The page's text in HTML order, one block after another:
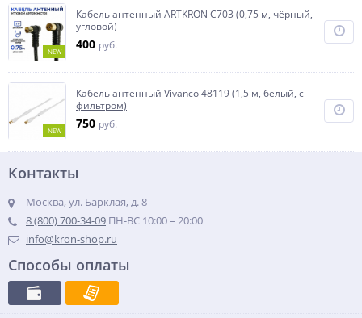
NEW
Кабель антенный ARTKRON C703 (0,75 м, чёрный,
угловой)
400 руб.
NEW
Кабель антенный Vivanco 48119 (1,5 м, белый, с
фильтром)
750 руб.
Контакты
Москва, ул. Барклая, д. 8
8 (800) 700-34-09 ПН-ВС 10:00 – 20:00
info@kron-shop.ru
Способы оплаты